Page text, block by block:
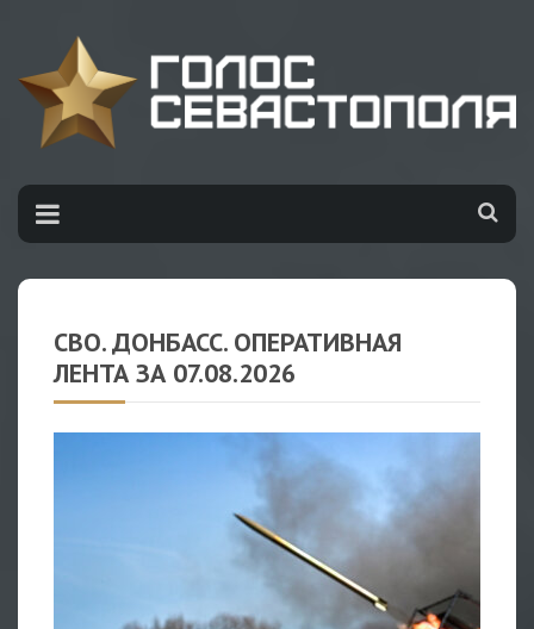
СВО. ДОНБАСС. ОПЕРАТИВНАЯ
ЛЕНТА ЗА 07.08.2026